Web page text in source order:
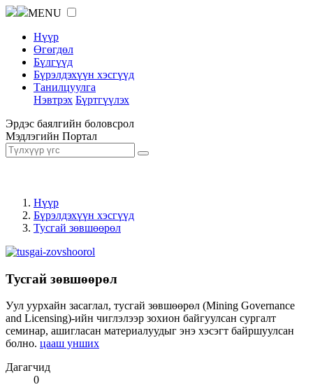
MENU
Нүүр
Өгөгдөл
Бүлгүүд
Бүрэлдэхүүн хэсгүүд
Танилцуулга
Нэвтрэх Бүртгүүлэх
Эрдэс баялгийн боловсрол
Мэдлэгийн Портал
Нүүр
Бүрэлдэхүүн хэсгүүд
Тусгай зөвшөөрөл
Тусгай зөвшөөрөл
Уул уурхайн засаглал, тусгай зөвшөөрөл (Mining Governance
and Licensing)-ийн чиглэлээр зохион байгуулсан сургалт
семинар, ашигласан материалуудыг энэ хэсэгт байршуулсан
болно. цааш унших
Дагагчид
0